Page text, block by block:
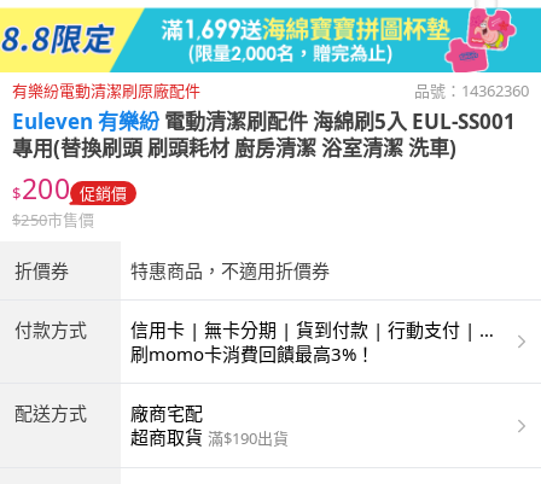
有樂紛電動清潔刷原廠配件 品號： 14362360
Euleven 有樂紛 電動清潔刷配件 海綿刷5入 EUL-SS001
專用(替換刷頭 刷頭耗材 廚房清潔 浴室清潔 洗車)
$200 促銷價
$250市售價
折價券 特惠商品，不適用折價券
付款方式
信用卡 | 無卡分期 | 貨到付款 | 行動支付 | 超
商付款 | ATM | 銀聯卡
刷momo卡消費回饋最高3%！
配送方式
廠商宅配
超商取貨 滿$190出貨